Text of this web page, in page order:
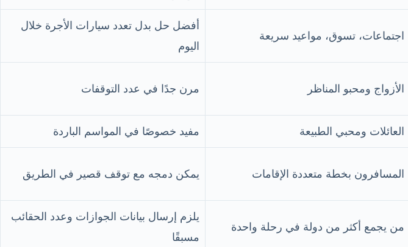
اجتماعات، تسوق، مواعيد سريعة
أفضل حل بدل تعدد سيارات الأجرة خلال
اليوم
الأزواج ومحبو المناظر مرن جدًا في عدد التوقفات
العائلات ومحبي الطبيعة مفيد خصوصًا في المواسم الباردة
المسافرون بخطة متعددة الإقامات يمكن دمجه مع توقف قصير في الطريق
من يجمع أكثر من دولة في رحلة واحدة
يلزم إرسال بيانات الجوازات وعدد الحقائب
مسبقًا